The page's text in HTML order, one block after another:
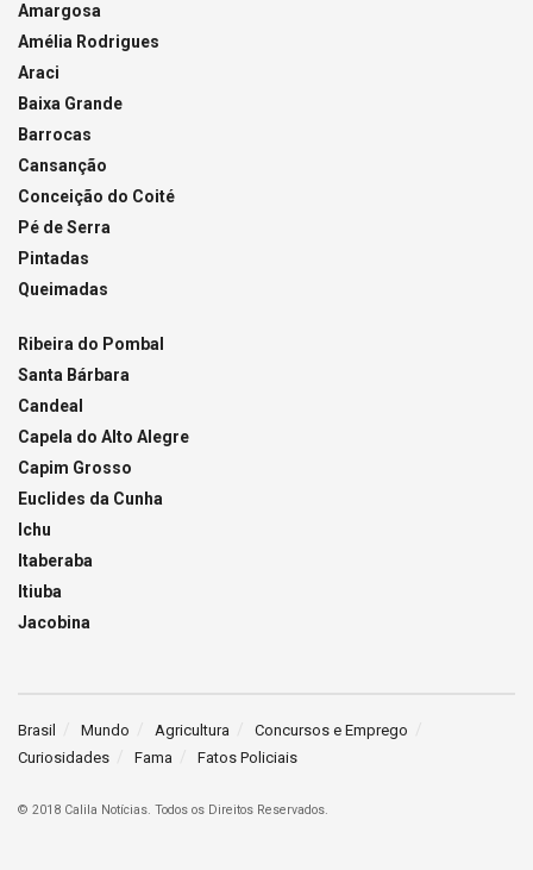
Amargosa
Amélia Rodrigues
Araci
Baixa Grande
Barrocas
Cansanção
Conceição do Coité
Pé de Serra
Pintadas
Queimadas
Ribeira do Pombal
Santa Bárbara
Candeal
Capela do Alto Alegre
Capim Grosso
Euclides da Cunha
Ichu
Itaberaba
Itiuba
Jacobina
Brasil Mundo Agricultura
Concursos e Emprego
Curiosidades
Fama Fatos Policiais
© 2018 Calila Notícias. Todos os Direitos Reservados.